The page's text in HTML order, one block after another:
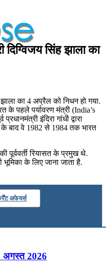
दिग्विजय सिंह झाला का
झाला का 4 अप्रैल को निधन हो गया.
के पहले पर्यावरण मंत्री (India’s
इंदिरा गांधी द्वारा
के बाद वे 1982 से 1984 तक भारत
पूर्ववर्ती रियासत के प्रमुख थे.
के लिए जाना जाता है.
अफेयर्स
अगस्त 2026